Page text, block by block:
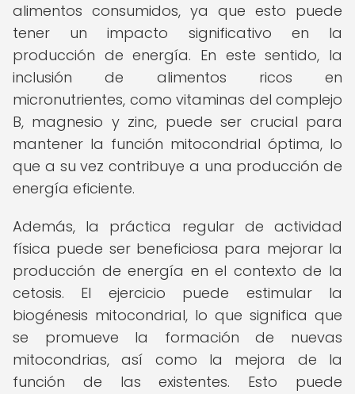
alimentos consumidos, ya que esto puede
tener un impacto significativo en la
producción de energía. En este sentido, la
inclusión de alimentos ricos en
micronutrientes, como vitaminas del complejo
B, magnesio y zinc, puede ser crucial para
mantener la función mitocondrial óptima, lo
que a su vez contribuye a una producción de
energía eficiente.
Además, la práctica regular de actividad
física puede ser beneficiosa para mejorar la
producción de energía en el contexto de la
cetosis. El ejercicio puede estimular la
biogénesis mitocondrial, lo que significa que
se promueve la formación de nuevas
mitocondrias, así como la mejora de la
función de las existentes. Esto puede